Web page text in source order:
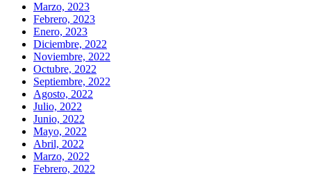
Marzo, 2023
Febrero, 2023
Enero, 2023
Diciembre, 2022
Noviembre, 2022
Octubre, 2022
Septiembre, 2022
Agosto, 2022
Julio, 2022
Junio, 2022
Mayo, 2022
Abril, 2022
Marzo, 2022
Febrero, 2022